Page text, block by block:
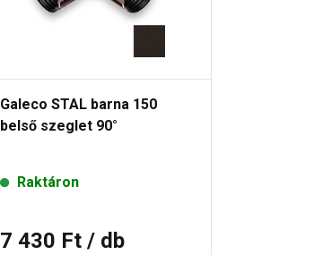
Galeco STAL barna 150
belső szeglet 90°
Raktáron
7 430 Ft / db